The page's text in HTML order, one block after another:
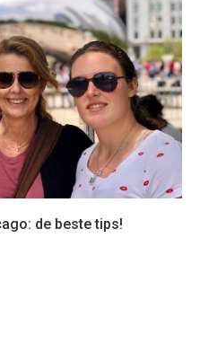
de beste tips!